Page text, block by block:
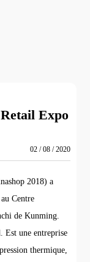
Expo
02 / 08 / 2020
2018) a
Centre
de Kunming.
Est une entreprise
thermique,